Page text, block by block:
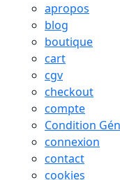
apropos
blog
boutique
cart
cgv
checkout
compte
Condition
connexion
contact
cookies